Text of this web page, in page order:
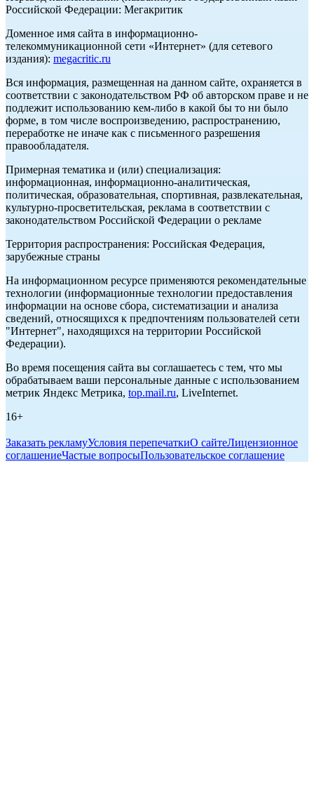
Российской Федерации: Мегакритик
Доменное имя сайта в информационно-
телекоммуникационной сети «Интернет» (для сетевого
издания): megacritic.ru
Вся информация, размещенная на данном сайте, охраняется в
соответствии с законодательством РФ об авторском праве и не
подлежит использованию кем-либо в какой бы то ни было
форме, в том числе воспроизведению, распространению,
переработке не иначе как с письменного разрешения
правообладателя.
Примерная тематика и (или) специализация:
информационная, информационно-аналитическая,
политическая, образовательная, спортивная, развлекательная,
культурно-просветительская, реклама в соответствии с
законодательством Российской Федерации о рекламе
Территория распространения: Российская Федерация,
зарубежные страны
На информационном ресурсе применяются рекомендательные
технологии (информационные технологии предоставления
информации на основе сбора, систематизации и анализа
сведений, относящихся к предпочтениям пользователей сети
"Интернет", находящихся на территории Российской
Федерации).
Во время посещения сайта вы соглашаетесь с тем, что мы
обрабатываем ваши персональные данные с использованием
метрик Яндекс Метрика, top.mail.ru, LiveInternet.
16+
Заказать рекламуУсловия перепечаткиО сайтеЛицензионное
соглашениеЧастые вопросыПользовательское соглашение